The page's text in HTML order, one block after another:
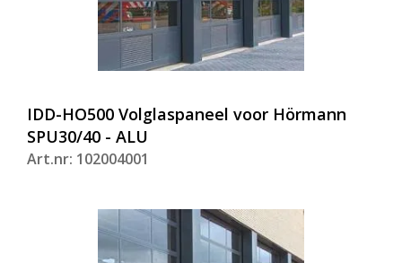
IDD-HO500 Volglaspaneel voor Hörmann
SPU30/40 - ALU
Art.nr: 102004001